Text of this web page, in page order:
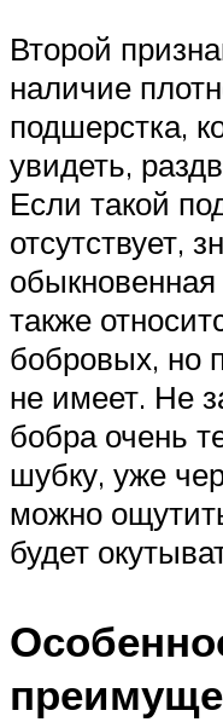
Второй
наличие
подшерстка,
увидеть,
Если такой
отсутствует,
обыкновенная
также
бобровых, но
не имеет. Не
бобра очень
шубку, уже
можно
будет